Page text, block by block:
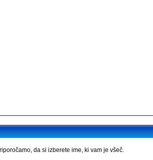
da si izberete ime, ki vam je všeč.